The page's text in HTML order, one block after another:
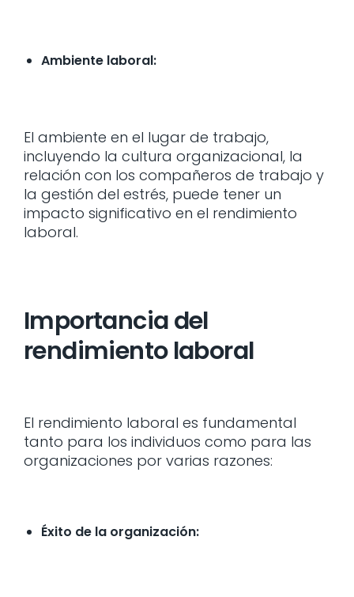
Ambiente laboral:
El ambiente en el lugar de trabajo,
incluyendo la cultura organizacional, la
relación con los compañeros de trabajo y
la gestión del estrés, puede tener un
impacto significativo en el rendimiento
laboral.
Importancia del
rendimiento laboral
El rendimiento laboral es fundamental
tanto para los individuos como para las
organizaciones por varias razones:
Éxito de la organización: